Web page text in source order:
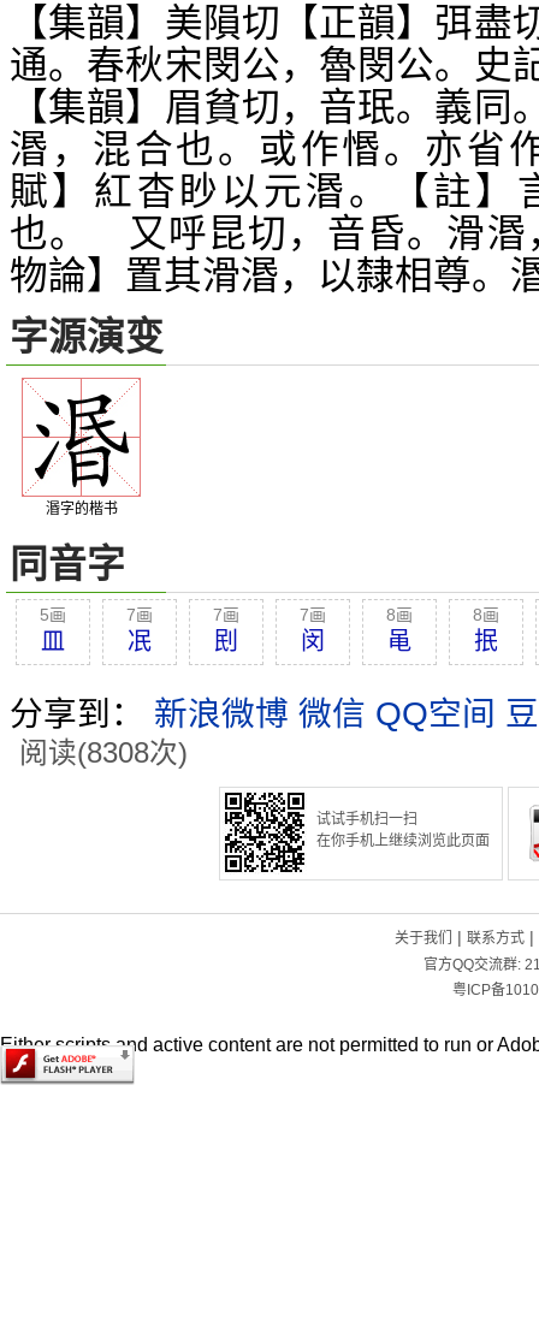
【集韻】美隕切【正韻】弭盡
通。春秋宋閔公，魯閔公。
【集韻】眉貧切，音珉。義
湣，混合也。或作惽。亦省
賦】紅杳眇以元湣。【註】
也。 又呼昆切，音昏。滑湣
物論】置其滑湣，以隸相尊。
字源演变
湣字的楷书
同音字
5画
皿
7画
冺
7画
刡
7画
闵
8画
黾
8画
抿
分享到： 新浪微博 微信 QQ空间
阅读(8308次)
试试手机扫一扫
在你手机上继续浏览此页面
关于我们 | 联系方式|
官方QQ交流群:
粤ICP备
Either scripts and active content are not permitted to run or